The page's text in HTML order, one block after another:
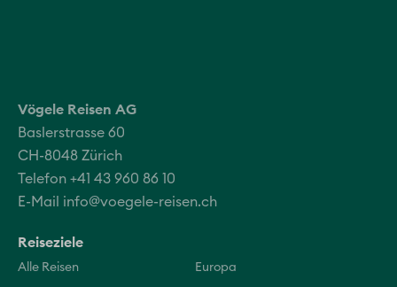
Vögele Reisen AG
Baslerstrasse 60
CH-8048 Zürich
Telefon +41 43 960 86 10
E-Mail info@voegele-reisen.ch
Reiseziele
Alle Reisen Europa